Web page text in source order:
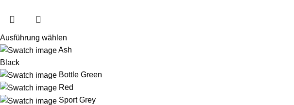
Ausführung wählen
Ash
Black
Bottle Green
Red
Sport Grey